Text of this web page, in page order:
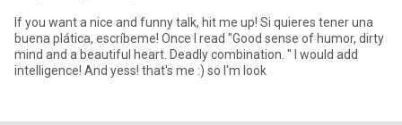
If you want a nice and funny talk, hit me up! Si quieres tener una
buena plática, escríbeme! Once I read "Good sense of humor, dirty
mind and a beautiful heart. Deadly combination. " I would add
intelligence! And yess! that's me :) so I'm look